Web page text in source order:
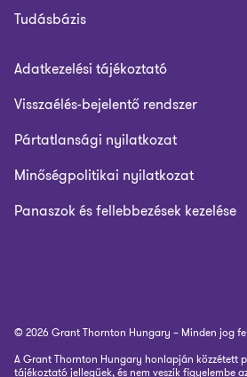
Tudásbázis
Adatkezelési tájékoztató
Visszaélés-bejelentő rendszer
Pártatlansági nyilatkozat
Minőségpolitikai nyilatkozat
Panaszok és fellebbezések kezelése
© 2026 Grant Thornton Hungary – Minden jog
A Grant Thornton Hungary honlapján közzétett
tájékoztató jellegűek, és nem veszik figyelembe